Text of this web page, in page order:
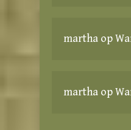
martha op
martha op